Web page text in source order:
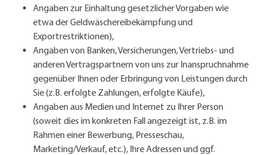
Angaben zur Einhaltung gesetzlicher Vorgaben wie
etwa der Geldwäschereibekämpfung und
Exportrestriktionen),
Angaben von Banken, Versicherungen, Vertriebs- und
anderen Vertragspartnern von uns zur Inanspruchnahme
gegenüber Ihnen oder Erbringung von Leistungen durch
Sie (z.B. erfolgte Zahlungen, erfolgte Käufe),
Angaben aus Medien und Internet zu Ihrer Person
(soweit dies im konkreten Fall angezeigt ist, z.B. im
Rahmen einer Bewerbung, Presseschau,
Marketing/Verkauf, etc.), Ihre Adressen und ggf.